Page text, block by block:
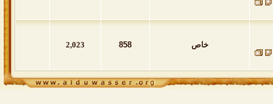
خاص 858
2,023